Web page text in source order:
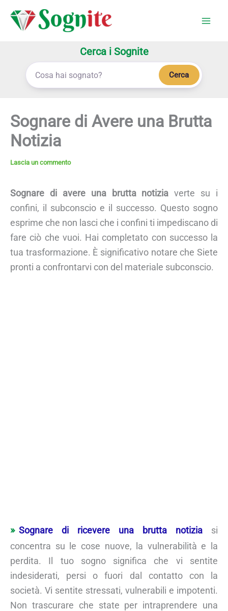
Cerca i Sognite
Cerca
Sognare di Avere una Brutta
Notizia
Lascia un commento
Sognare di avere una brutta notizia verte su i
confini, il subconscio e il successo. Questo sogno
esprime che non lasci che i confini ti impediscano di
fare ciò che vuoi. Hai completato con successo la
tua trasformazione. È significativo notare che Siete
pronti a confrontarvi con del materiale subconscio.
Sognare di ricevere una brutta notizia si
concentra su le cose nuove, la vulnerabilità e la
perdita. Il tuo sogno significa che vi sentite
indesiderati, persi o fuori dal contatto con la
società. Vi sentite stressati, vulnerabili e impotenti.
Non trascurare che state per intraprendere una